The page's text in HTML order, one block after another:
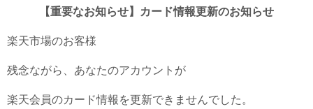
【重要なお知らせ】カード情報更新のお知らせ
楽天市場のお客様
残念ながら、あなたのアカウントが
楽天会員のカード情報を更新できませんでした。